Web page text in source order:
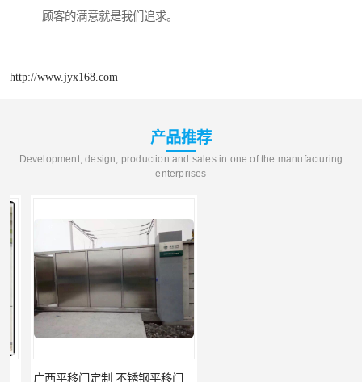
顾客的满意就是我们追求。
http://www.jyx168.com
产品推荐
Development, design, production and sales in one of the manufacturing
enterprises
广西平移门定制 不锈钢平移门 别墅平移门